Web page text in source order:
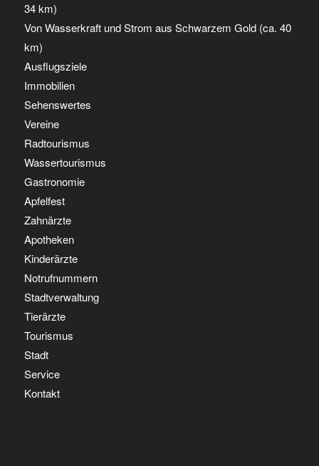
34 km)
Von Wasserkraft und Strom aus Schwarzem Gold (ca. 40
km)
Ausflugsziele
Immobilien
Sehenswertes
Vereine
Radtourismus
Wassertourismus
Gastronomie
Apfelfest
Zahnärzte
Apotheken
Kinderärzte
Notrufnummern
Stadtverwaltung
Tierärzte
Tourismus
Stadt
Service
Kontakt